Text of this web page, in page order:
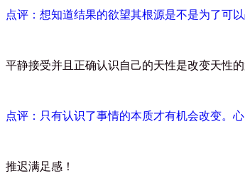
点评：想知道结果的欲望其根源是不是为了可
平静接受并且正确认识自己的天性是改变天性的
点评：只有认识了事情的本质才有机会改变。
推迟满足感！